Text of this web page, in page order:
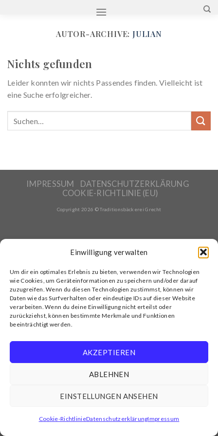
Einwilligung verwalten
Um dir ein optimales Erlebnis zu bieten, verwenden wir Technologien
wie Cookies, um Geräteinformationen zu speichern und/oder darauf
zuzugreifen. Wenn du diesen Technologien zustimmst, können wir
Daten wie das Surfverhalten oder eindeutige IDs auf dieser Website
verarbeiten. Wenn du deine Einwilligung nicht erteilst oder
zurückziehst, können bestimmte Merkmale und Funktionen
beeinträchtigt werden.
AKZEPTIEREN
ABLEHNEN
EINSTELLUNGEN ANSEHEN
Cookie-RichtlinieDatenschutzerklärungImpressum
AUTOR-ARCHIVE: JULIAN
Nichts gefunden
Leider konnten wir nichts Passendes finden. Vielleicht ist
eine Suche erfolgreicher.
IMPRESSUM
DATENSCHUTZERKLÄRUNG
COOKIE-RICHTLINIE (EU)
Copyright 2026 © Traditionsbäckerei Grecht